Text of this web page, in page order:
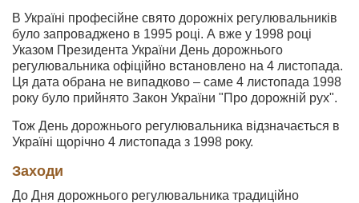
В Україні професійне свято дорожніх регулювальників
було запроваджено в 1995 році. А вже у 1998 році
Указом Президента України День дорожнього
регулювальника офіційно встановлено на 4 листопада.
Ця дата обрана не випадково – саме 4 листопада 1998
року було прийнято Закон України "Про дорожній рух".
Тож День дорожнього регулювальника відзначається в
Україні щорічно 4 листопада з 1998 року.
Заходи
До Дня дорожнього регулювальника традиційно